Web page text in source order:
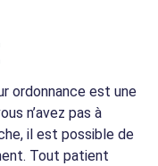
ordonnance est une
n’avez pas à
il est possible de
Tout patient